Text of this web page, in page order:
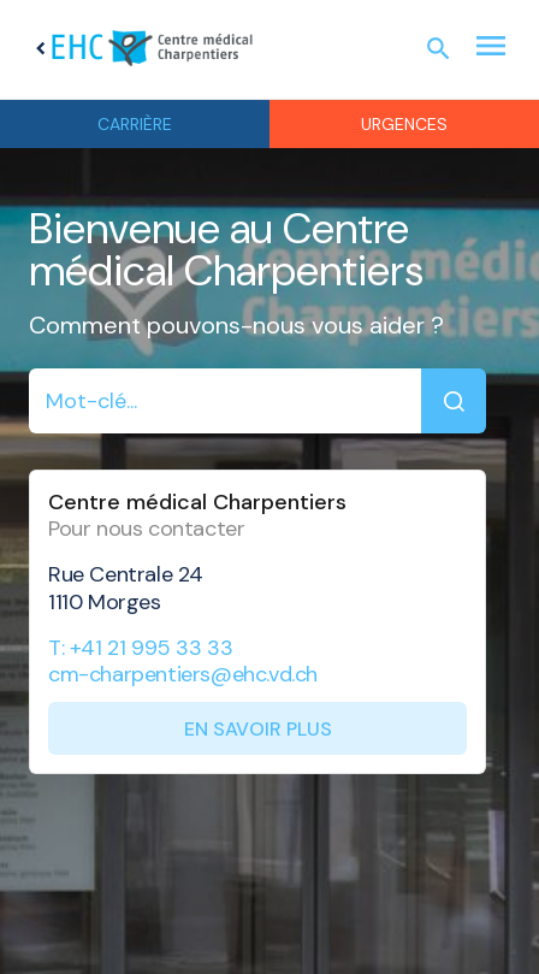
chevron_left
CARRIÈRE URGENCES
search menu
Bienvenue au Centre
médical Charpentiers
Comment pouvons-nous vous aider ?
Centre médical Charpentiers
Pour nous contacter
Rue Centrale 24
1110 Morges
T: +41 21 995 33 33
cm-charpentiers@ehc.vd.ch
EN SAVOIR PLUS